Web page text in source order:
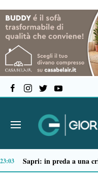
Ascea, nuova giunta per Sansone: Filippo Dragone vicesindaco, Egidio Criscuolo assessore ai Lavori Pubblici 14:51